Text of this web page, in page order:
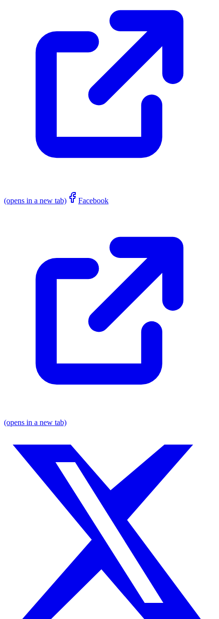
(opens in a new tab) Facebook
(opens in a new tab)